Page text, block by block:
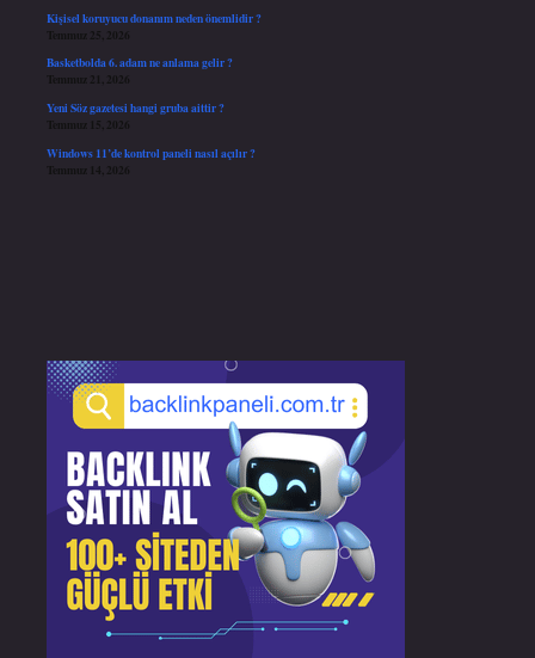
Kişisel koruyucu donanım neden önemlidir ?
Temmuz 25, 2026
Basketbolda 6. adam ne anlama gelir ?
Temmuz 21, 2026
Yeni Söz gazetesi hangi gruba aittir ?
Temmuz 15, 2026
Windows 11’de kontrol paneli nasıl açılır ?
Temmuz 14, 2026